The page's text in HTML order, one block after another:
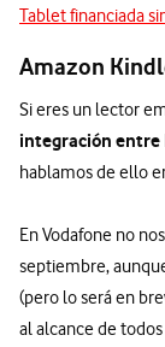
Tablet financiada
Amazon
Si eres un lector
integración entre
hablamos de ello
En Vodafone no
septiembre,
(pero lo será en
al alcance de